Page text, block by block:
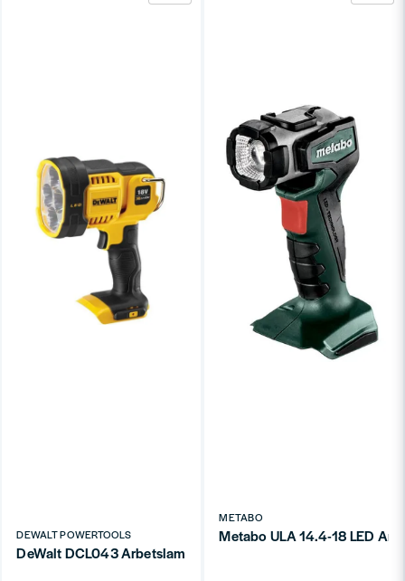
DEWALT POWERTOOLS
METABO
Metabo ULA 14.4-18 LED